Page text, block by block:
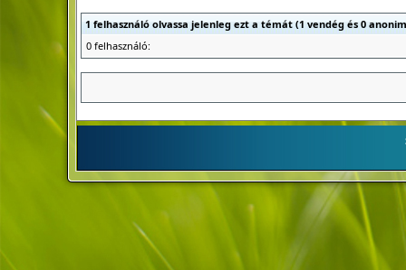
1 felhasználó olvassa jelenleg ezt a témát (1 vendég és 0
0 felhasználó: